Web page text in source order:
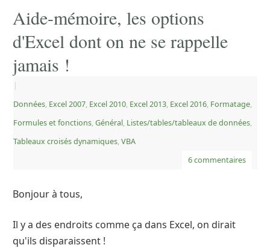
Aide-mémoire, les options
d'Excel dont on ne se rappelle
jamais !
|
Données, Excel 2007, Excel 2010, Excel 2013, Excel 2016, Formatage,
Formules et fonctions, Général, Listes/tables/tableaux de données,
Tableaux croisés dynamiques, VBA
6 commentaires
Bonjour à tous,
Il y a des endroits comme ça dans Excel, on dirait
qu'ils disparaissent !